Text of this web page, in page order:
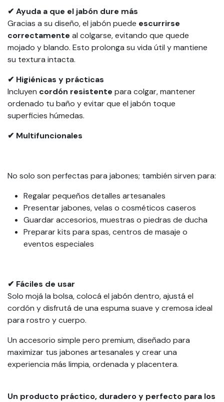
✔ Ayuda a que el jabón dure más
Gracias a su diseño, el jabón puede escurrirse
correctamente al colgarse, evitando que quede
mojado y blando. Esto prolonga su vida útil y mantiene
su textura intacta.
✔ Higiénicas y prácticas
Incluyen cordón resistente para colgar, mantener
ordenado tu baño y evitar que el jabón toque
superficies húmedas.
✔ Multifuncionales
No solo son perfectas para jabones; también sirven para:
Regalar pequeños detalles artesanales
Presentar jabones, velas o cosméticos caseros
Guardar accesorios, muestras o piedras de ducha
Preparar kits para spas, centros de masaje o
eventos especiales
✔ Fáciles de usar
Solo mojá la bolsa, colocá el jabón dentro, ajustá el
cordón y disfrutá de una espuma suave y cremosa ideal
para rostro y cuerpo.
Un accesorio simple pero premium, diseñado para
maximizar tus jabones artesanales y crear una
experiencia más limpia, ordenada y placentera.
Un producto práctico, duradero y perfecto para los